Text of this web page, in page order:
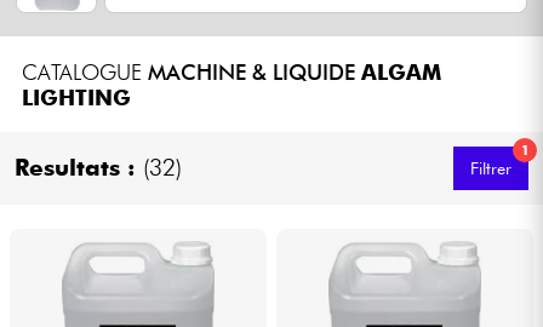
Violons & Quatuor
Eveil Musical
Câbles & Access.
CATALOGUE MACHINE & LIQUIDE ALGAM
LIGHTING
Resultats : (32)
1
Filtrer